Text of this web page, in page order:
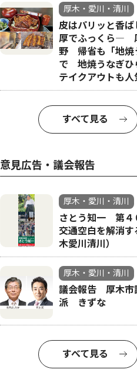
厚木・愛川・清川
皮はパリッと香ば
厚でふっくら―
野 帰省も「地焼
で 地焼うなぎ
テイクアウトも人
すべて見る
意見広告・議会報告
厚木・愛川・清川
さとう知一 第
交通空白を解消
木愛川清川）
厚木・愛川・清川
議会報告 厚木市
派 きずな
すべて見る